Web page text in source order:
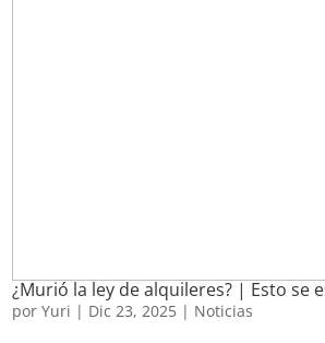
¿Murió la ley de alquileres? | Esto se
porYuri | Dic 23, 2025 | Noticias